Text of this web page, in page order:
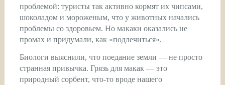
проблемой: туристы так активно кормят их чипсами,
шоколадом и мороженым, что у животных начались
проблемы со здоровьем. Но макаки оказались не
промах и придумали, как «подлечиться».
Биологи выяснили, что поедание земли — не просто
странная привычка. Грязь для макак — это
природный сорбент, что-то вроде нашего